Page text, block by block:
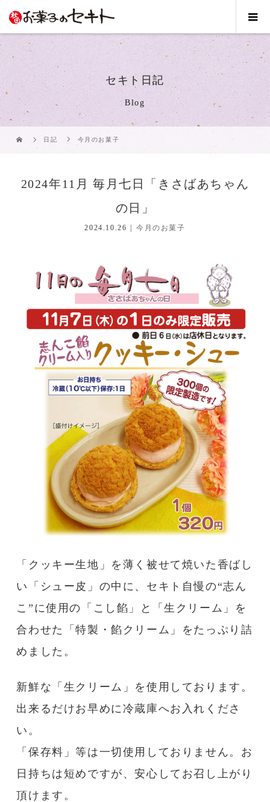
セキト日記
Blog
日記 今月のお菓子
2024年11月 毎月七日「きさばあちゃん
の日」
2024.10.26 今月のお菓子
「クッキー生地」を薄く被せて焼いた香ばし
い「シュー皮」の中に、セキト自慢の“志ん
こ”に使用の「こし餡」と「生クリーム」を
合わせた「特製・餡クリーム」をたっぷり詰
めました。
新鮮な「生クリーム」を使用しております。
出来るだけお早めに冷蔵庫へお入れくださ
い。
「保存料」等は一切使用しておりません。お
日持ちは短めですが、安心してお召し上がり
頂けます。